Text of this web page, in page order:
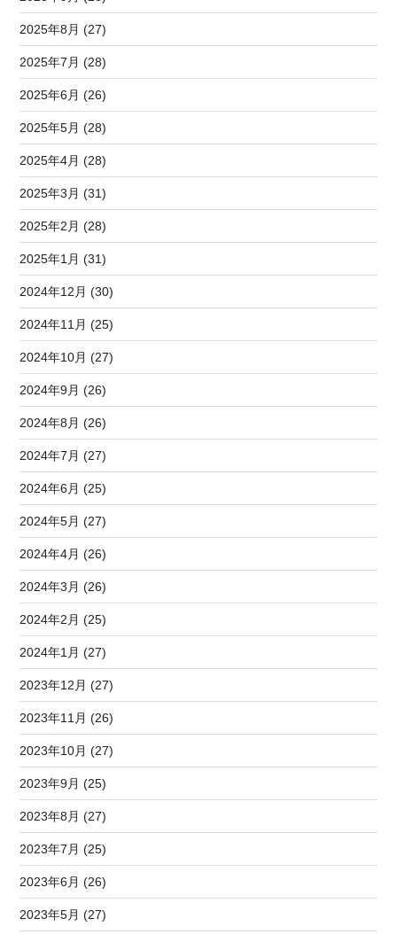
2025年8月 (27)
2025年7月 (28)
2025年6月 (26)
2025年5月 (28)
2025年4月 (28)
2025年3月 (31)
2025年2月 (28)
2025年1月 (31)
2024年12月 (30)
2024年11月 (25)
2024年10月 (27)
2024年9月 (26)
2024年8月 (26)
2024年7月 (27)
2024年6月 (25)
2024年5月 (27)
2024年4月 (26)
2024年3月 (26)
2024年2月 (25)
2024年1月 (27)
2023年12月 (27)
2023年11月 (26)
2023年10月 (27)
2023年9月 (25)
2023年8月 (27)
2023年7月 (25)
2023年6月 (26)
2023年5月 (27)